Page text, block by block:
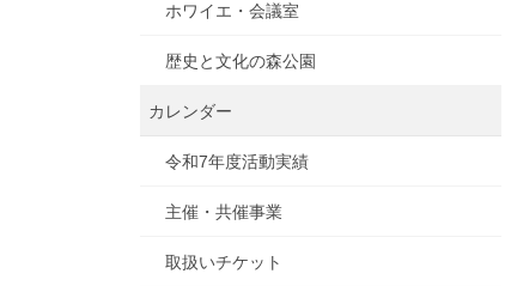
ホワイエ・会議室
歴史と文化の森公園
カレンダー
令和7年度活動実績
主催・共催事業
取扱いチケット